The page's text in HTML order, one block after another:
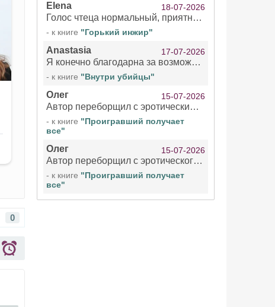
0
Elena 18-07-2026
Голос чтеца нормальный, приятный тембр. Мне очень понравилось озвучивание рассказа. Очень странный отзыв Надежды. Может у неё что-то с нервами?
- к книге "Горький инжир"
Anastasia 17-07-2026
Я конечно благодарна за возможность бесплатно слушать книги даже новинки , но чтение этой книги просто ужасно
- к книге "Внутри убийцы"
Олег 15-07-2026
Автор переборщил с эротическими сценами. Похоже, с этим у него проблемы.
- к книге "Проигравший получает
все"
Олег 15-07-2026
Автор переборщил с эротического сценами. Похоже, с этим у него проблемы.
- к книге "Проигравший получает
все"